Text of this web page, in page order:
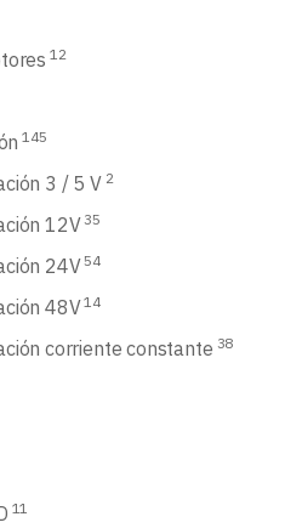
12
145
3 / 5 V 2
12V 35
24V 54
48V 14
corriente constante 38
11